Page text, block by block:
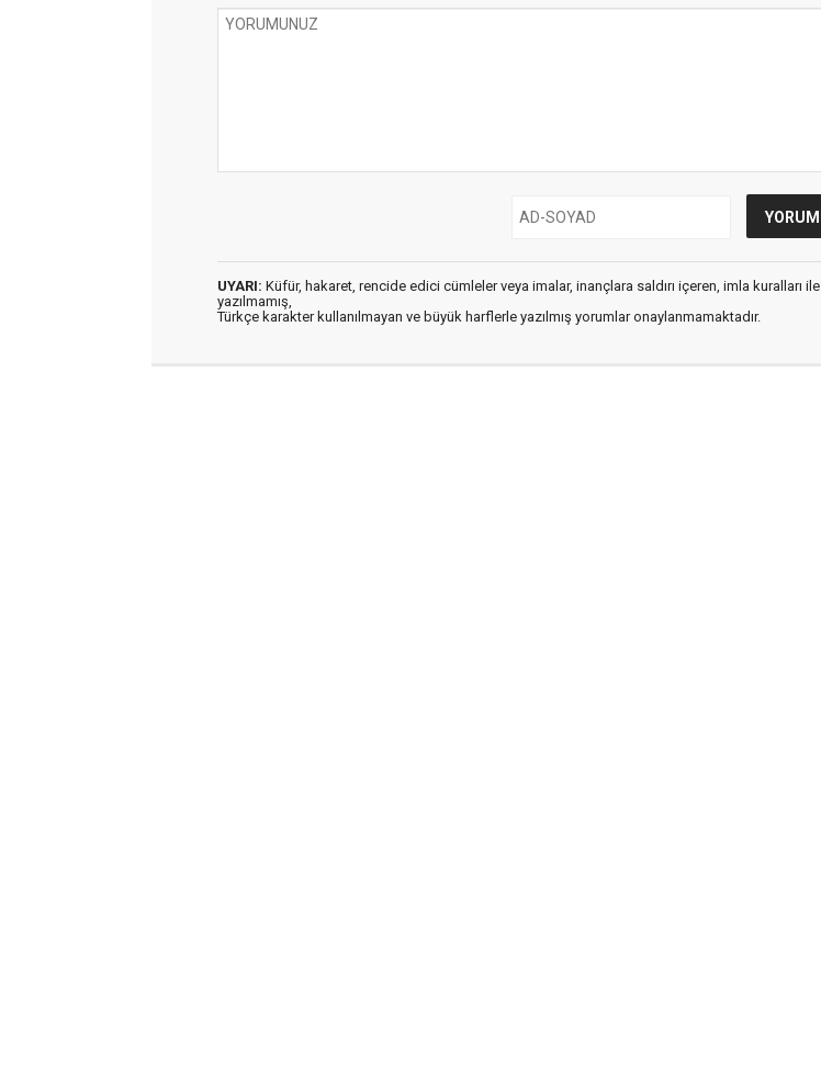
UYARI: Küfür, hakaret, rencide edici cümleler veya imalar, inançlara saldırı içeren, imla kuralları ile
yazılmamış,
Türkçe karakter kullanılmayan ve büyük harflerle yazılmış yorumlar onaylanmamaktadır.